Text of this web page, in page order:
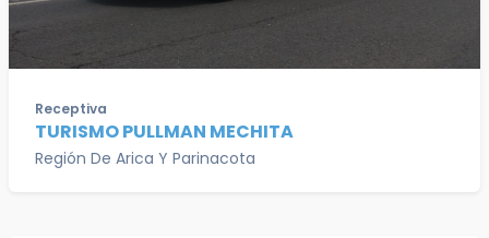
Receptiva
TURISMO PULLMAN MECHITA
Región De Arica Y Parinacota